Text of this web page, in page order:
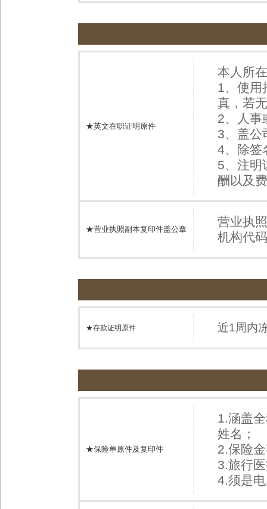
★英文在职证明原件
本人所
1、使用
真，若
2、人事
3、盖公
4、除签
5、注明
酬以及
★营业执照副本复印件盖公章
营业执
机构代
★存款证明原件 近1周内
★保险单原件及复印件
1.涵盖
姓名；
2.保险
3.旅行
4.须是